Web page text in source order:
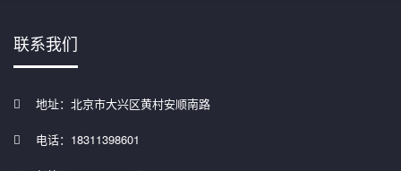
联系我们
地址：北京市大兴区黄村安顺南路
电话：18311398601